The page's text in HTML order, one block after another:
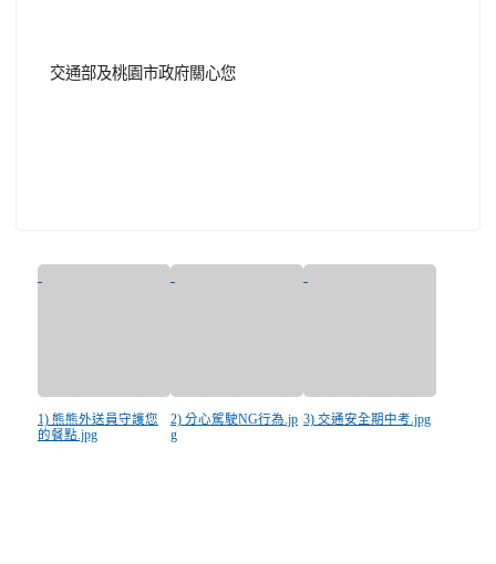
交通部及桃園市政府關心您
1) 熊熊外送員守護您
的餐點.jpg
2) 分心駕駛NG行為.jp
g
3) 交通安全期中考.jpg